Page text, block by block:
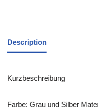
Description
Kurzbeschreibung
Farbe: Grau und Silber